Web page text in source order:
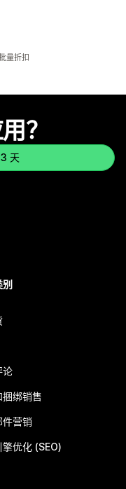
量折扣
？
天
论
捆绑销售
件营销
优化 (SEO)